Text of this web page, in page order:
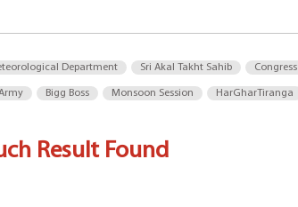
Department Sri Akal Takht Sahib Congress
Bigg Boss Monsoon Session HarGharTiranga
Result Found